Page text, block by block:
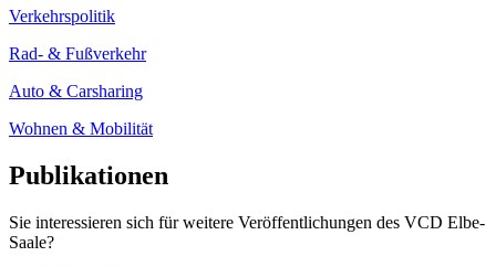
Verkehrspolitik
Rad- & Fußverkehr
Auto & Carsharing
Wohnen & Mobilität
Publikationen
Sie interessieren sich für weitere Veröffentlichungen des VCD Elbe-
Saale?